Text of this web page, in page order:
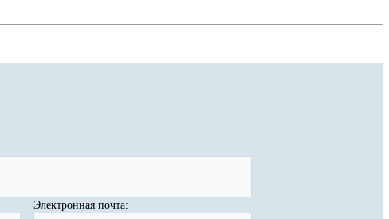
Электронная почта: